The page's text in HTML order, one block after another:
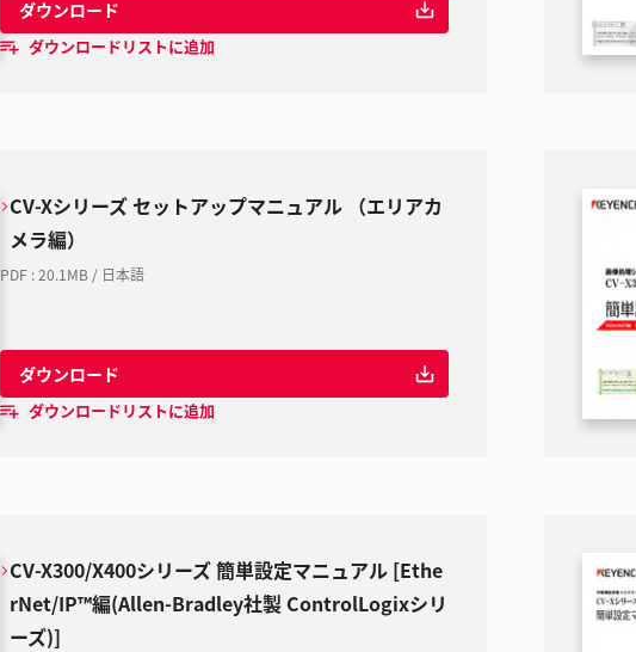
ダウンロード
ダウンロードリストに追加
CV-Xシリーズ セットアップマニュアル （エリアカ
メラ編）
PDF :20.1MB / 日本語
ダウンロード
ダウンロードリストに追加
CV-X300/X400シリーズ 簡単設定マニュアル [Ethe
rNet/IP™編(Allen-Bradley社製 ControlLogixシリ
ーズ)]